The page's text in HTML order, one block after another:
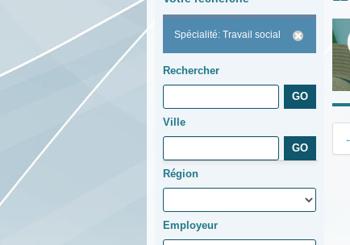
Spécialité: Travail social
Rechercher
Ville
Région
Employeur